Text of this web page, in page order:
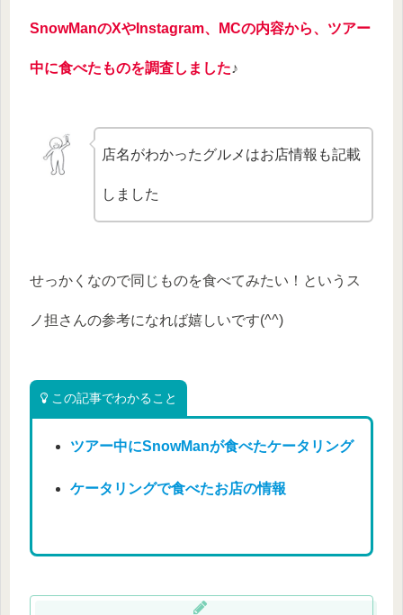
SnowManのXやInstagram、MCの内容から、ツアー
中に食べたものを調査しました♪
店名がわかったグルメはお店情報も記載
しました
せっかくなので同じものを食べてみたい！というス
ノ担さんの参考になれば嬉しいです(^^)
この記事でわかること
ツアー中にSnowManが食べたケータリング
ケータリングで食べたお店の情報